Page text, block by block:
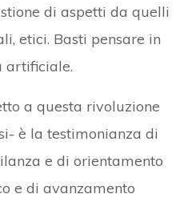
di aspetti da quelli
etici. Basti pensare in
artificiale.
a questa rivoluzione
è la testimonianza di
e di orientamento
e di avanzamento